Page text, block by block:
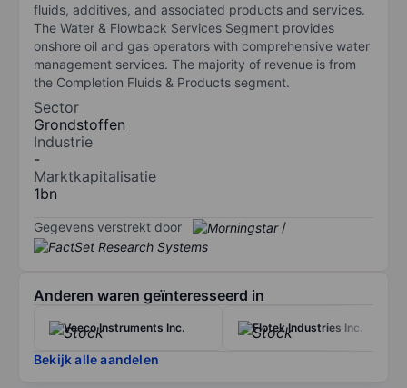
fluids, additives, and associated products and services.
The Water & Flowback Services Segment provides
onshore oil and gas operators with comprehensive water
management services. The majority of revenue is from
the Completion Fluids & Products segment.
Sector
Grondstoffen
Industrie
-
Marktkapitalisatie
1bn
Gegevens verstrekt door /
Anderen waren geïnteresseerd in
Veeco Instruments Inc. Flotek Industries Inc.
Bekijk alle aandelen